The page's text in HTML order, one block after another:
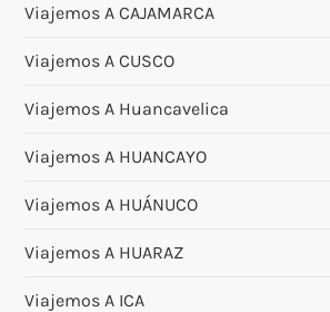
Viajemos A CAJAMARCA
Viajemos A CUSCO
Viajemos A Huancavelica
Viajemos A HUANCAYO
Viajemos A HUÁNUCO
Viajemos A HUARAZ
Viajemos A ICA